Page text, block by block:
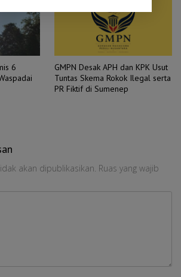
6
GMPN Desak APH dan KPK Usut
Tuntas Skema Rokok Ilegal serta
PR Fiktif di Sumenep
akan dipublikasikan. Ruas yang wajib